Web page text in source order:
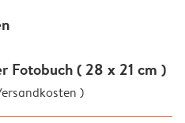
Fotobuch ( 28 x 21 cm )
)